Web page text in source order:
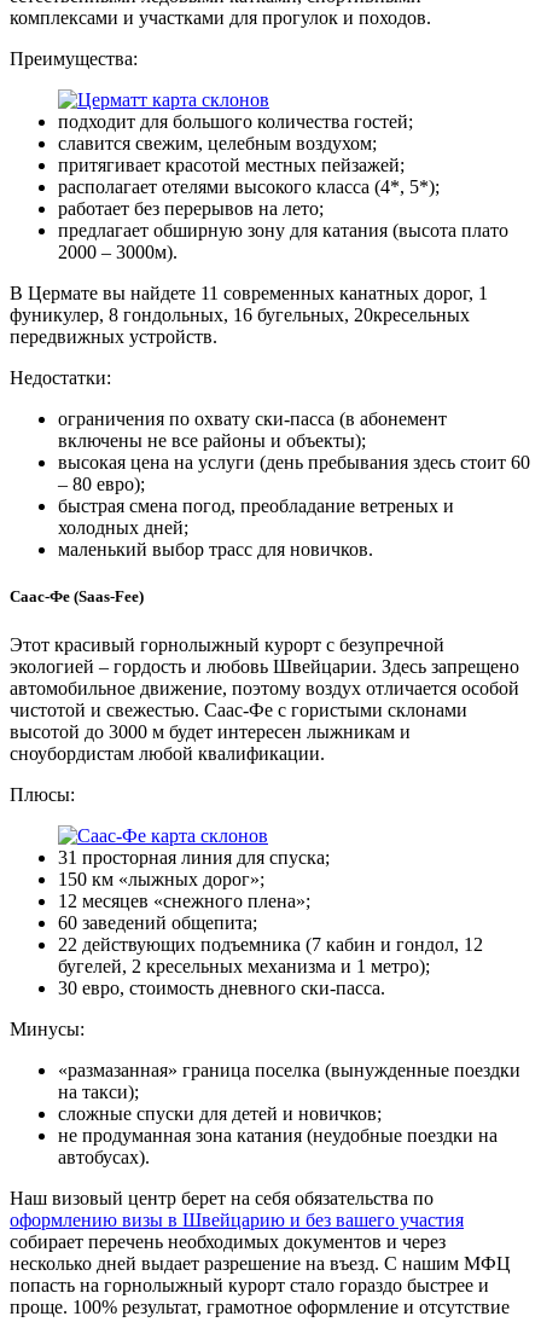
комплексами и участками для прогулок и походов.
Преимущества:
подходит для большого количества гостей;
славится свежим, целебным воздухом;
притягивает красотой местных пейзажей;
располагает отелями высокого класса (4*, 5*);
работает без перерывов на лето;
предлагает обширную зону для катания (высота плато
2000 – 3000м).
В Цермате вы найдете 11 современных канатных дорог, 1
фуникулер, 8 гондольных, 16 бугельных, 20кресельных
передвижных устройств.
Недостатки:
ограничения по охвату ски-пасса (в абонемент
включены не все районы и объекты);
высокая цена на услуги (день пребывания здесь стоит 60
– 80 евро);
быстрая смена погод, преобладание ветреных и
холодных дней;
маленький выбор трасс для новичков.
Саас-Фе (Saas-Fee)
Этот красивый горнолыжный курорт с безупречной
экологией – гордость и любовь Швейцарии. Здесь запрещено
автомобильное движение, поэтому воздух отличается особой
чистотой и свежестью. Саас-Фе с гористыми склонами
высотой до 3000 м будет интересен лыжникам и
сноубордистам любой квалификации.
Плюсы:
31 просторная линия для спуска;
150 км «лыжных дорог»;
12 месяцев «снежного плена»;
60 заведений общепита;
22 действующих подъемника (7 кабин и гондол, 12
бугелей, 2 кресельных механизма и 1 метро);
30 евро, стоимость дневного ски-пасса.
Минусы:
«размазанная» граница поселка (вынужденные поездки
на такси);
сложные спуски для детей и новичков;
не продуманная зона катания (неудобные поездки на
автобусах).
Наш визовый центр берет на себя обязательства по
оформлению визы в Швейцарию и без вашего участия
собирает перечень необходимых документов и через
несколько дней выдает разрешение на въезд. С нашим МФЦ
попасть на горнолыжный курорт стало гораздо быстрее и
проще. 100% результат, грамотное оформление и отсутствие